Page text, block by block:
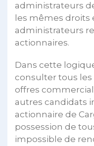
administrateurs
les mêmes droits
administrateurs
actionnaires.
Dans cette
consulter tous
offres
autres candidats
actionnaire de
possession de
impossible de